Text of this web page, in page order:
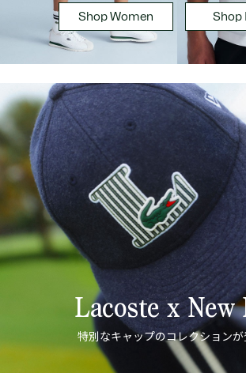
Shop Women Shop
Lacoste x New
特別なキャップのコレクションが